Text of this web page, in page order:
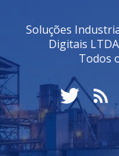
Soluções
Digitais
Todos